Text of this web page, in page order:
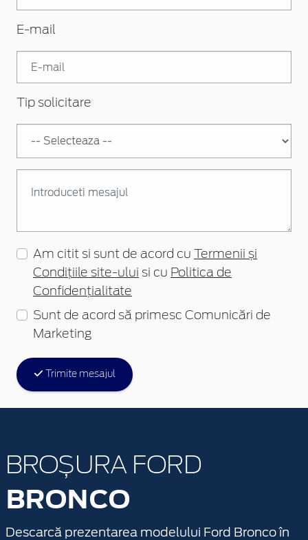
E-mail
Tip solicitare
Am citit si sunt de acord cu
Termenii și
Condițiile site-ului si cu Politica de
Confidențialitate
Sunt de acord să primesc Comunicări de
Marketing
Trimite mesajul
BROȘURA FORD
BRONCO
Descarcă prezentarea modelului Ford Bronco în